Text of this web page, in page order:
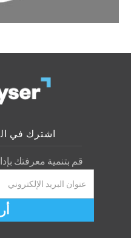
اشترك في
قم بتنمية معرفتك